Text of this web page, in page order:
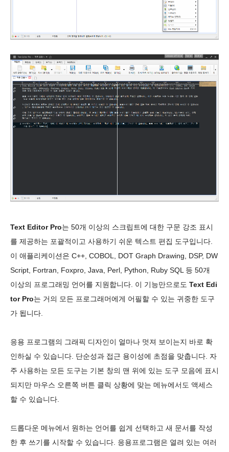
Text Editor Pro는 50개 이상의 스크립트에 대한 구문 강조 표시
를 제공하는 포괄적이고 사용하기 쉬운 텍스트 편집 도구입니다.
이 애플리케이션은 C++, COBOL, DOT Graph Drawing, DSP, DW
Script, Fortran, Foxpro, Java, Perl, Python, Ruby SQL 등 50개
이상의 프로그래밍 언어를 지원합니다. 이 기능만으로도 Text Edi
tor Pro는 거의 모든 프로그래머에게 어필할 수 있는 귀중한 도구
가 됩니다.
응용 프로그램의 그래픽 디자인이 얼마나 멋져 보이는지 바로 확
인하실 수 있습니다. 단순성과 접근 용이성에 초점을 맞춥니다. 자
주 사용하는 모든 도구는 기본 창의 맨 위에 있는 도구 모음에 표시
되지만 마우스 오른쪽 버튼 클릭 상황에 맞는 메뉴에서도 액세스
할 수 있습니다.
드롭다운 메뉴에서 원하는 언어를 쉽게 선택하고 새 문서를 작성
한 후 쓰기를 시작할 수 있습니다. 응용프로그램은 열려 있는 여러